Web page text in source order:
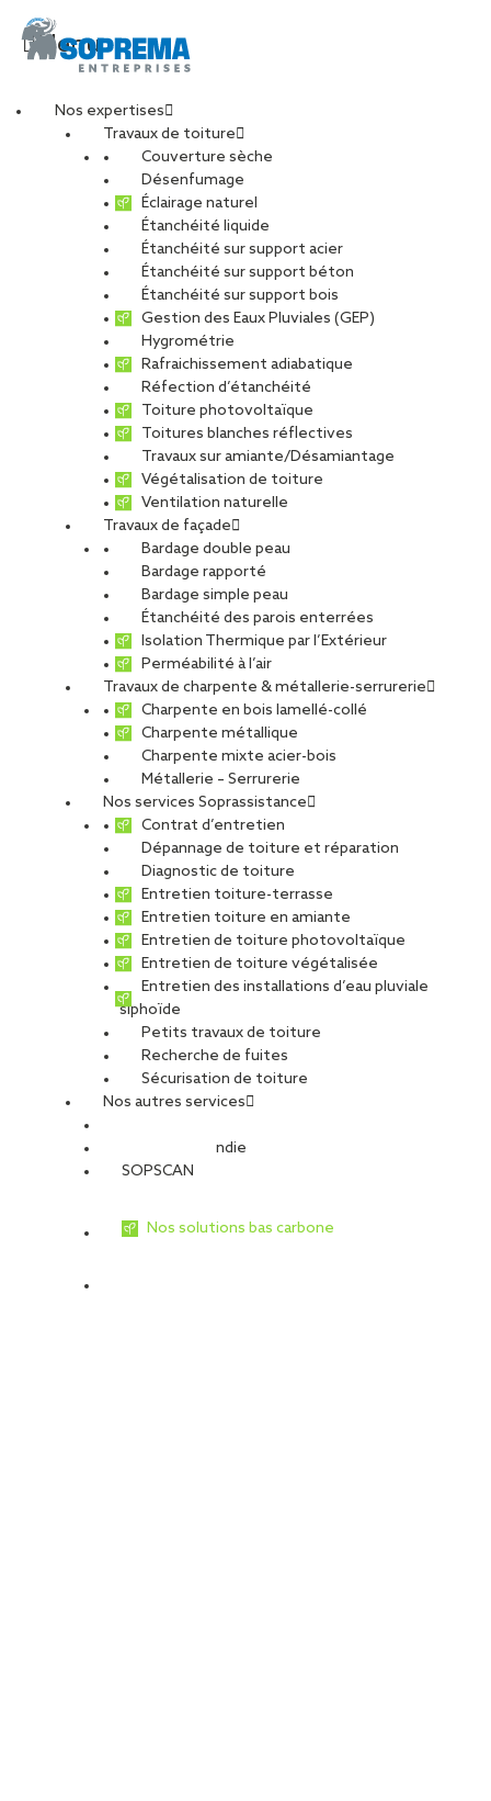
Menu
Nos expertises
Travaux de toiture
Couverture sèche
Désenfumage
Éclairage naturel
Étanchéité liquide
Étanchéité sur support acier
Étanchéité sur support béton
Étanchéité sur support bois
Gestion des Eaux Pluviales (GEP)
Hygrométrie
Rafraichissement adiabatique
Réfection d’étanchéité
Toiture photovoltaïque
Toitures blanches réflectives
Travaux sur amiante/Désamiantage
Végétalisation de toiture
Ventilation naturelle
Travaux de façade
Bardage double peau
Bardage rapporté
Bardage simple peau
Étanchéité des parois enterrées
Isolation Thermique par l’Extérieur
Perméabilité à l’air
Travaux de charpente & métallerie-serrurerie
Charpente en bois lamellé-collé
Charpente métallique
Charpente mixte acier-bois
Métallerie – Serrurerie
Nos services Soprassistance
Contrat d’entretien
Dépannage de toiture et réparation
Diagnostic de toiture
Entretien toiture-terrasse
Entretien toiture en amiante
Entretien de toiture photovoltaïque
Entretien de toiture végétalisée
Entretien des installations d’eau pluviale
siphoïde
Petits travaux de toiture
Recherche de fuites
Sécurisation de toiture
Nos autres services
Sécurité Incendie
SOPSCAN
Nos solutions bas carbone
20251118_100443
PARTAGER